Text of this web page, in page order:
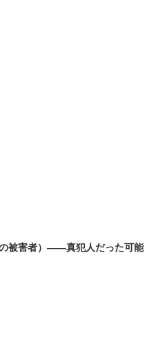
被害者）——真犯人だった可能